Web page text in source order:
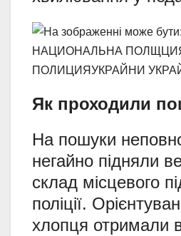
Як проходили
На пошуки
негайно підняли
склад місцевого
поліції.
хлопця отримали